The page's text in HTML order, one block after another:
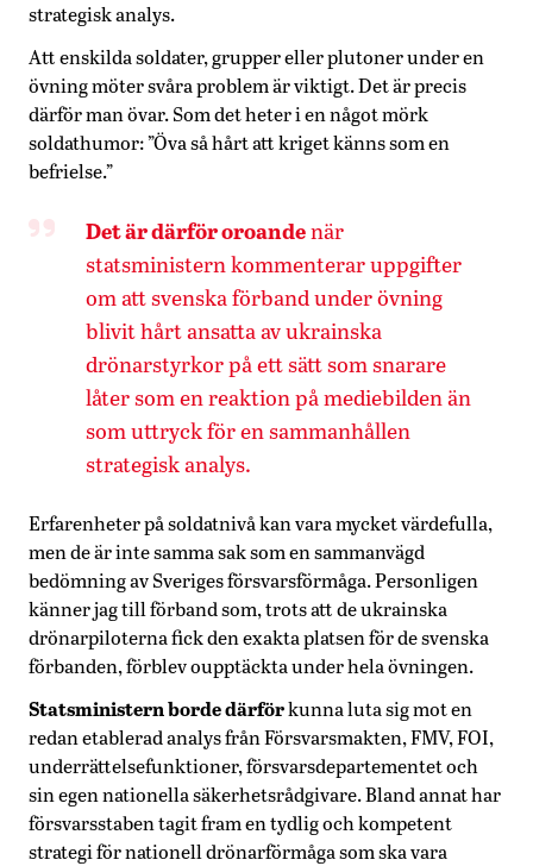
strategisk analys.
Att enskilda soldater, grupper eller plutoner under en
övning möter svåra problem är viktigt. Det är precis
därför man övar. Som det heter i en något mörk
soldathumor: ”Öva så hårt att kriget känns som en
befrielse.”
Det är därför oroandenär
statsministernkommenterar uppgifter
om att svenska förband under övning
blivit hårt ansatta av ukrainska
drönarstyrkor på ett sätt som snarare
låter som en reaktion på mediebilden än
som uttryck för en sammanhållen
strategisk analys.
Erfarenheter på soldatnivå kan vara mycket värdefulla,
men de är inte samma sak som en sammanvägd
bedömning av Sveriges försvarsförmåga. Personligen
känner jag till förband som, trots att de ukrainska
drönarpiloterna fick den exakta platsen för de svenska
förbanden, förblev oupptäckta under hela övningen.
Statsministern borde därförkunna luta sig mot en
redan etablerad analys från Försvarsmakten, FMV, FOI,
underrättelsefunktioner, försvarsdepartementet och
sin egen nationella säkerhetsrådgivare. Bland annat har
försvarsstaben tagit fram en tydlig och kompetent
strategi för nationell drönarförmåga som ska vara